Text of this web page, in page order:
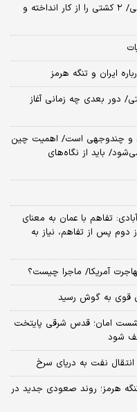
تازه‌ترین ادعای سنتکام درباره محاصره دریایی/ ۲ کشتی را از کار انداخته و
ایران و تنگه هرمز
دور بعدی چه زمانی آغاز
و چندوجهی است/ اهمیت چین
باید از نگاه‌های
تفاهم با عمان به معنای
دوم پس از تفاهم، نیاز به
آمریکا/ ماجرا چیست؟
قوی به گوش رسید
نشست امان؛ قدس شرقی پایتخت
شود
نفت به دریای سرخ
هرمز؛ روند صعودی جدید در